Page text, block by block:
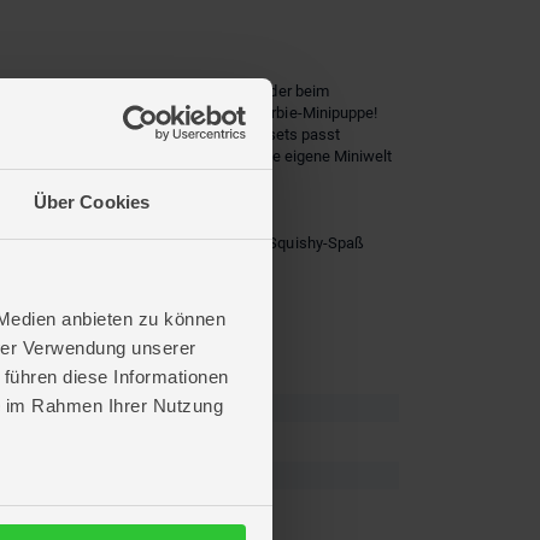
Über Cookies
anbieten zu können
Verwendung unserer
diese Informationen
Rahmen Ihrer Nutzung
Pop-Reveal-Puppen erwartet Kinder beim
Darunter verbirgt sich eine Barbie-Minipuppe!
genau zu den Mini-BarbieLand-Spielsets passt
Puppen zu sammeln, um ihre eigene Miniwelt
zum Leben!
abschrauben und mit dem Trinkhalm Squishy-Spaß
separat erhältlich).